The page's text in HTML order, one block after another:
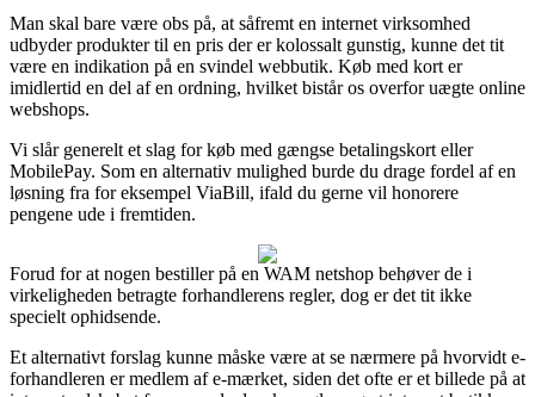
Man skal bare være obs på, at såfremt en internet virksomhed
udbyder produkter til en pris der er kolossalt gunstig, kunne det tit
være en indikation på en svindel webbutik. Køb med kort er
imidlertid en del af en ordning, hvilket bistår os overfor uægte online
webshops.
Vi slår generelt et slag for køb med gængse betalingskort eller
MobilePay. Som en alternativ mulighed burde du drage fordel af en
løsning fra for eksempel ViaBill, ifald du gerne vil honorere
pengene ude i fremtiden.
Forud for at nogen bestiller på en WAM netshop behøver de i
virkeligheden betragte forhandlerens regler, dog er det tit ikke
specielt ophidsende.
Et alternativt forslag kunne måske være at se nærmere på hvorvidt e-
forhandleren er medlem af e-mærket, siden det ofte er et billede på at